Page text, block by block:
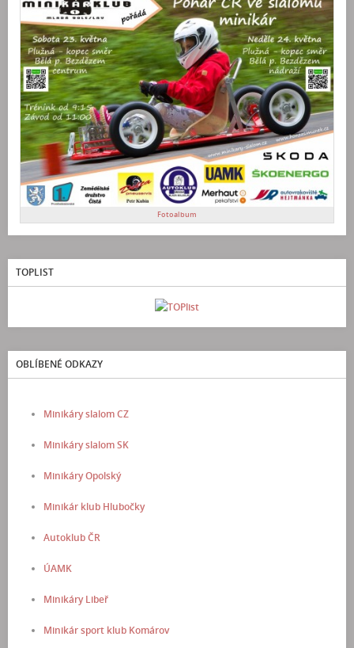
Fotoalbum
TOPLIST
OBLÍBENÉ ODKAZY
Minikáry slalom CZ
Minikáry slalom SK
Minikáry Opolský
Minikár klub Hlubočky
Autoklub ČR
ÚAMK
Minikáry Libeř
Minikár sport klub Komárov